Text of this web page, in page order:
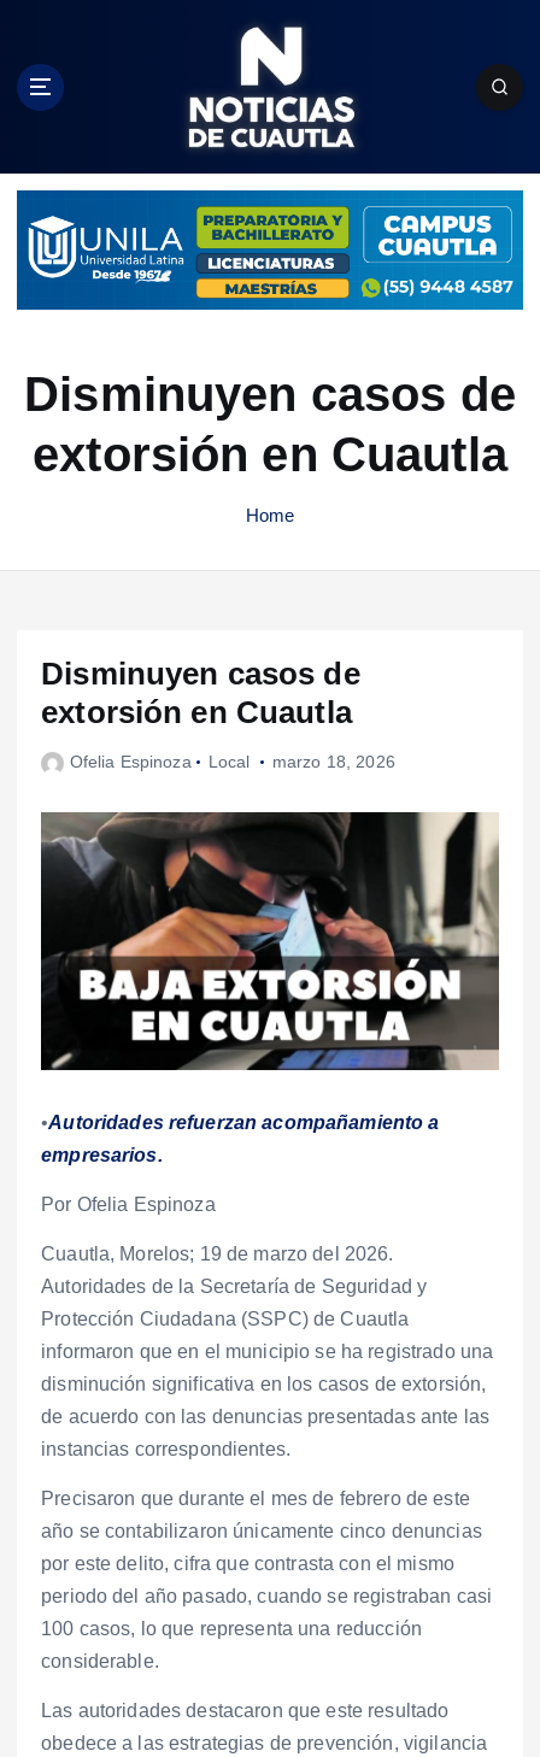
c
Disminuyen casos de
extorsión en Cuautla
Home
Disminuyen casos de
extorsión en Cuautla
Ofelia Espinoza Local marzo 18, 2026
•Autoridades refuerzan acompañamiento a
empresarios.
Por Ofelia Espinoza
Cuautla, Morelos; 19 de marzo del 2026.
Autoridades de la Secretaría de Seguridad y
Protección Ciudadana (SSPC) de Cuautla
informaron que en el municipio se ha registrado una
disminución significativa en los casos de extorsión,
de acuerdo con las denuncias presentadas ante las
instancias correspondientes.
Precisaron que durante el mes de febrero de este
año se contabilizaron únicamente cinco denuncias
por este delito, cifra que contrasta con el mismo
periodo del año pasado, cuando se registraban casi
100 casos, lo que representa una reducción
considerable.
Las autoridades destacaron que este resultado
obedece a las estrategias de prevención, vigilancia